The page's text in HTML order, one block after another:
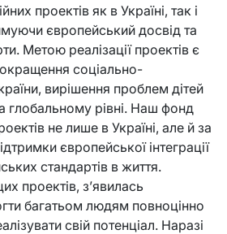
проектів як в Україні, так і
європейський досвід та
Метою реалізації проектів є
соціально-
вирішення проблем дітей
глобальному рівні. Наш фонд
не лише в Україні, але й за
європейської інтеграції
стандартів в життя.
проектів, з’явилась
багатьом людям повноцінно
свій потенціал. Наразі